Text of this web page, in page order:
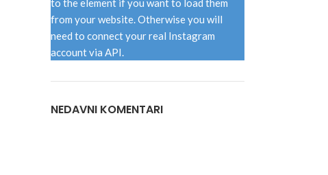
to the element if you want to load them
from your website. Otherwise you will
need to connect your real Instagram
account via API.
NEDAVNI KOMENTARI